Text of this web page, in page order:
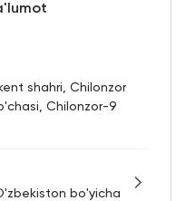
shahri, Chilonzor
Chilonzor-9
bo'yicha